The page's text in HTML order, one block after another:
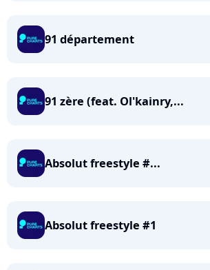
91 département
91 zère (feat. Ol'kainry,...
Absolut freestyle #...
Absolut freestyle #1